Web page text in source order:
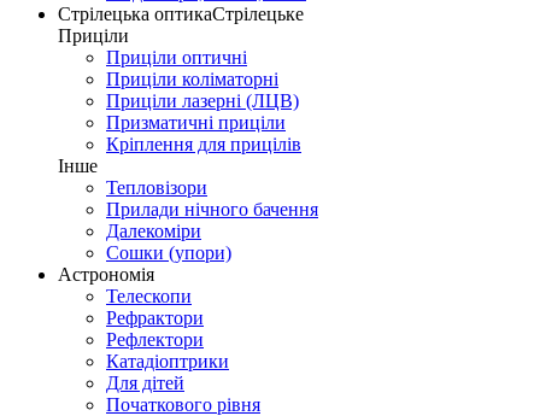
Стрілецька оптикаСтрілецьке
Приціли
Приціли оптичні
Приціли коліматорні
Приціли лазерні (ЛЦВ)
Призматичні приціли
Кріплення для прицілів
Інше
Тепловізори
Прилади нічного бачення
Далекоміри
Сошки (упори)
Астрономія
Телескопи
Рефрактори
Рефлектори
Катадіоптрики
Для дітей
Початкового рівня